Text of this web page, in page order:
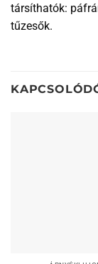
társíthatók:
tűzesők.